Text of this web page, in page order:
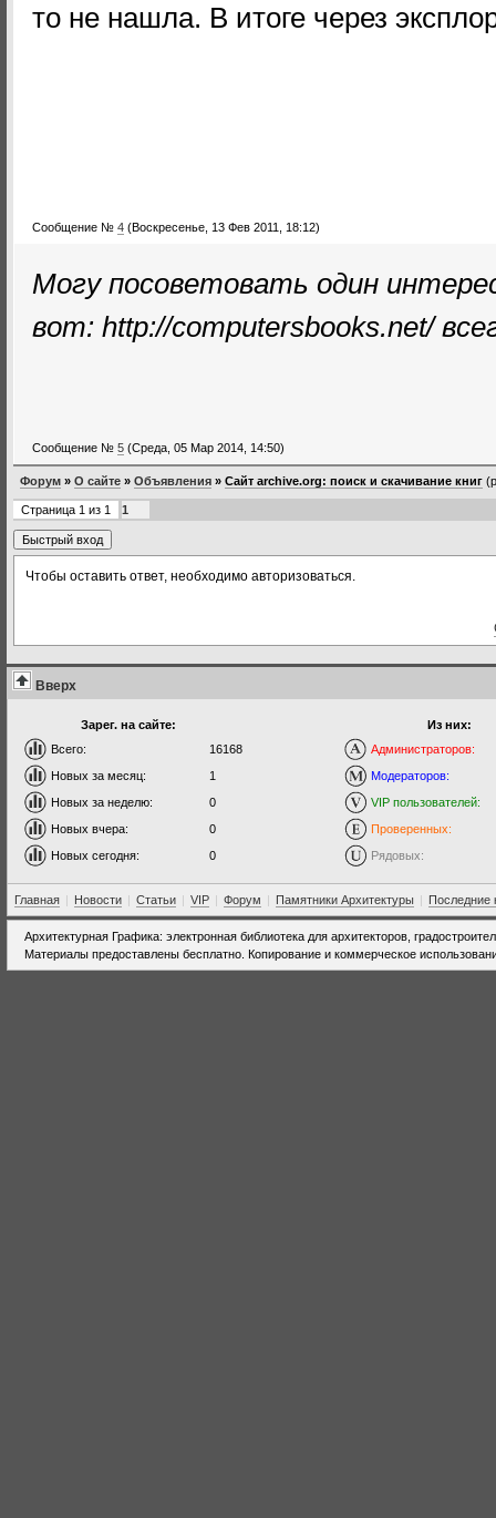
то не нашла. В итоге через
Сообщение № 4 (Воскресенье, 13 Фев 2011, 18:12)
Могу посоветовать один
вот: http://computersbooks.net/
Сообщение № 5 (Среда, 05 Мар 2014, 14:50)
Форум » О сайте » Объявления » Сайт archive.org: поиск и скачивание книг
Страница 1 из 1 1
Чтобы оставить ответ, необходимо авторизоваться.
Вверх
Зарег. на сайте:
Всего:
16168
Новых за месяц:
1
Новых за неделю:
0
Новых вчера:
0
Новых сегодня:
0
Из них:
Администраторов:
Модераторов:
VIP пользователей:
Проверенных:
Рядовых:
Главная | Новости | Статьи | VIP | Форум | Памятники Архитектуры | Последние
Архитектурная Графика: электронная библиотека для архитекторов,
Материалы предоставлены бесплатно. Копирование и коммерческое